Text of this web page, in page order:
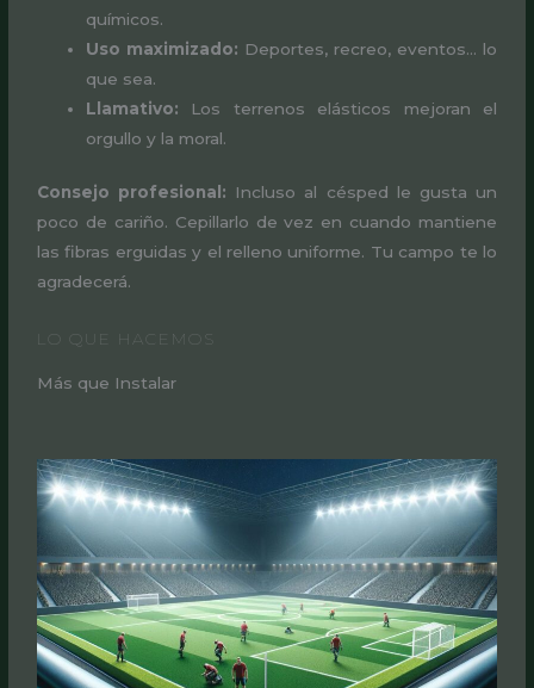
químicos.
Uso maximizado: Deportes, recreo, eventos… lo
que sea.
Llamativo: Los terrenos elásticos mejoran el
orgullo y la moral.
Consejo profesional:
Incluso al césped le gusta un
poco de cariño. Cepillarlo de vez en cuando mantiene
las fibras erguidas y el relleno uniforme. Tu campo te lo
agradecerá.
LO QUE HACEMOS
Más que Instalar